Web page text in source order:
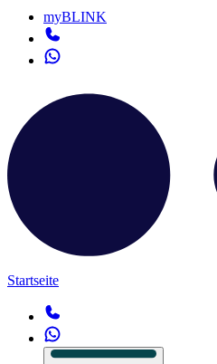
myBLINK
Startseite